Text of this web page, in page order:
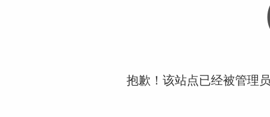
抱歉！该站点已经被管理